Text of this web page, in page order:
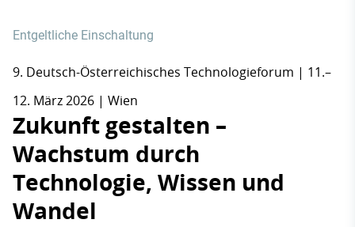
Entgeltliche Einschaltung
9. Deutsch-Österreichisches Technologieforum | 11.–
12. März 2026 | Wien
Zukunft gestalten –
Wachstum durch
Technologie, Wissen und
Wandel